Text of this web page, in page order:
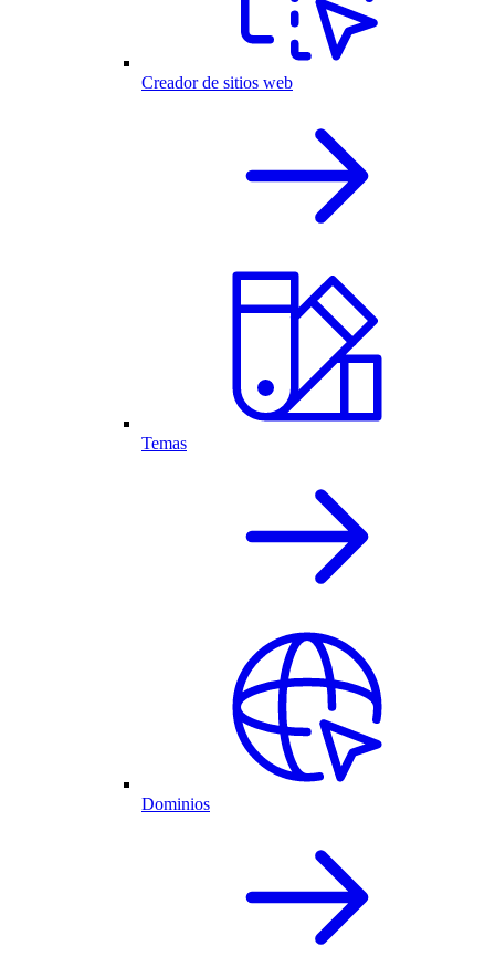
Creador de sitios web
Temas
Dominios